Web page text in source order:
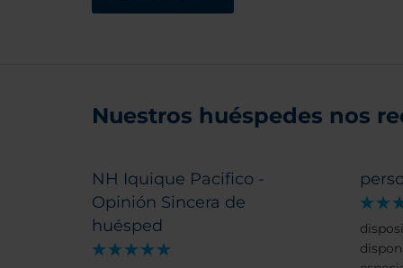
Nuestros huéspedes nos
NH Iquique Pacifico -
Opinión Sincera de
huésped